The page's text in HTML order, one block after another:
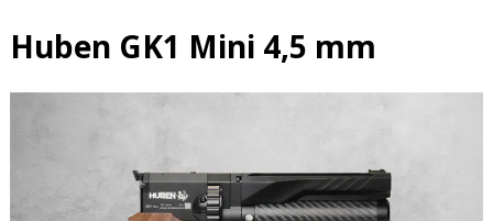
Huben GK1 Mini 4,5 mm